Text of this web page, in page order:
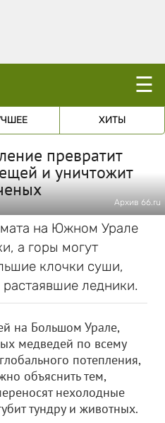
☰
ХИТЫ
превратит
и уничтожит
Архив 66.ru
на Южном Урале
а горы могут
клочки суши,
ледники.
на Большом Урале,
медведей по всему
потепления,
объяснить тем,
нехолодные
тундру и животных.